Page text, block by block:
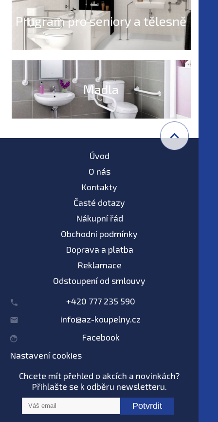
Program pro seniory a tělesně
postižené
Madla
Úvod
O nás
Kontakty
Časté dotazy
Nákupní řád
Obchodní podmínky
Doprava a platba
Reklamace
Odstoupení od smlouvy
+420 777 235 590
info@az-koupelny.cz
Facebook
Nastavení cookies
Chcete mít přehled o akcích a novinkách?
Přihlašte se k odběru newsletteru.
Potvrdit